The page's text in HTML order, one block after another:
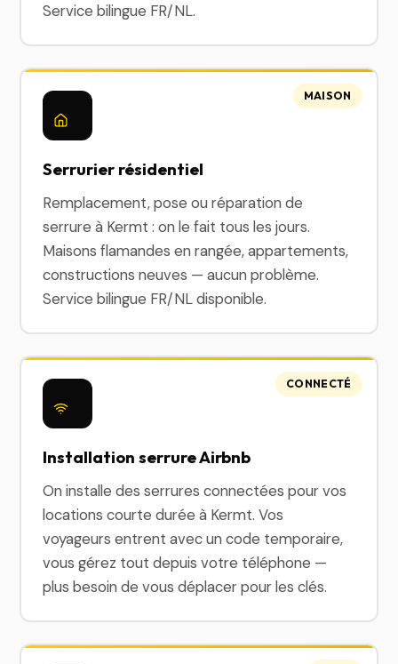
Service bilingue FR/NL.
Serrurier résidentiel
Remplacement, pose ou réparation de
serrure à Kermt : on le fait tous les jours.
Maisons flamandes en rangée, appartements,
constructions neuves — aucun problème.
Service bilingue FR/NL disponible.
MAISON
Installation serrure Airbnb
On installe des serrures connectées pour vos
locations courte durée à Kermt. Vos
voyageurs entrent avec un code temporaire,
vous gérez tout depuis votre téléphone —
plus besoin de vous déplacer pour les clés.
CONNECTÉ